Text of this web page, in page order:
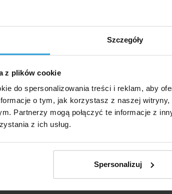
Szczegóły
z plików cookie
do spersonalizowania treści i reklam, aby
o tym, jak korzystasz z naszej
Partnerzy mogą połączyć te informacje z
z ich usług.
Spersonalizuj
opi